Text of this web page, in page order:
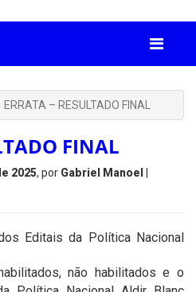
ERRATA – RESULTADO FINAL
FINAL
2025, por Gabriel Manoel
Editais da Política Nacional
não habilitados e o